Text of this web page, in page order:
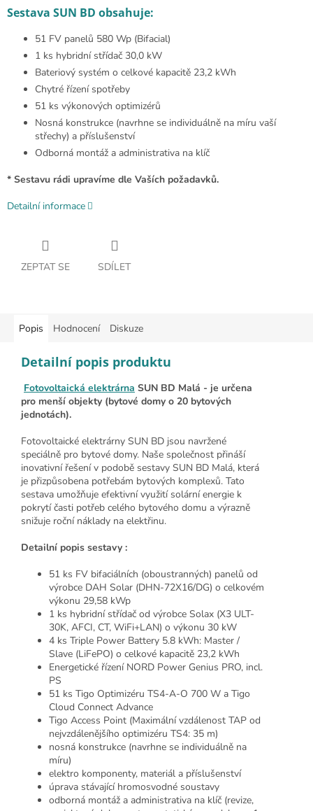
Sestava SUN BD obsahuje:
51 FV panelů 580 Wp (Bifacial)
1 ks hybridní střídač 30,0 kW
Bateriový systém o celkové kapacitě 23,2 kWh
Chytré řízení spotřeby
51 ks výkonových optimizérů
Nosná konstrukce (navrhne se individuálně na míru vaší
střechy) a příslušenství
Odborná montáž a administrativa na klíč
* Sestavu rádi upravíme dle Vaších požadavků.
Detailní informace
ZEPTAT SE SDÍLET
Popis Hodnocení Diskuze
Detailní popis produktu
Fotovoltaická elektrárna SUN BD Malá - je určena
pro menší objekty (bytové domy o 20 bytových
jednotách).
Fotovoltaické elektrárny SUN BD jsou navržené
speciálně pro bytové domy. Naše společnost přináší
inovativní řešení v podobě sestavy SUN BD Malá, která
je přizpůsobena potřebám bytových komplexů. Tato
sestava umožňuje efektivní využití solární energie k
pokrytí časti potřeb celého bytového domu a výrazně
snižuje roční náklady na elektřinu.
Detailní popis sestavy :
51 ks FV bifaciálních (oboustranných) panelů od
výrobce DAH Solar (DHN-72X16/DG) o celkovém
výkonu 29,58 kWp
1 ks hybridní střídač od výrobce Solax (X3 ULT-
30K, AFCI, CT, WiFi+LAN) o výkonu 30 kW
4 ks Triple Power Battery 5.8 kWh: Master /
Slave (LiFePO) o celkové kapacitě 23,2 kWh
Energetické řízení NORD Power Genius PRO, incl.
PS
51 ks Tigo Optimizéru TS4-A-O 700 W a Tigo
Cloud Connect Advance
Tigo Access Point (Maximální vzdálenost TAP od
nejvzdálenějšího optimizéru TS4: 35 m)
nosná konstrukce (navrhne se individuálně na
míru)
elektro komponenty, materiál a příslušenství
úprava stávající hromosvodné soustavy
odborná montáž a administrativa na klíč (revize,